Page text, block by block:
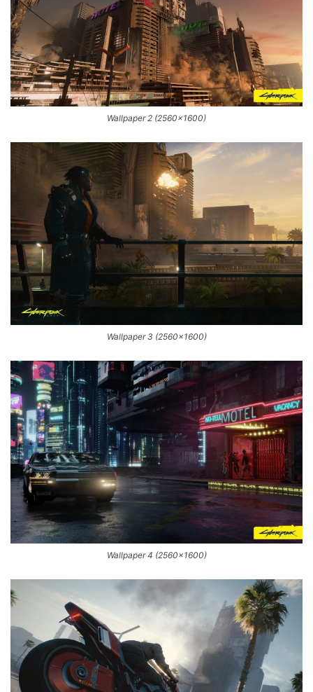
Wallpaper 2 (2560×1600)
Wallpaper 3 (2560×1600)
Wallpaper 4 (2560×1600)